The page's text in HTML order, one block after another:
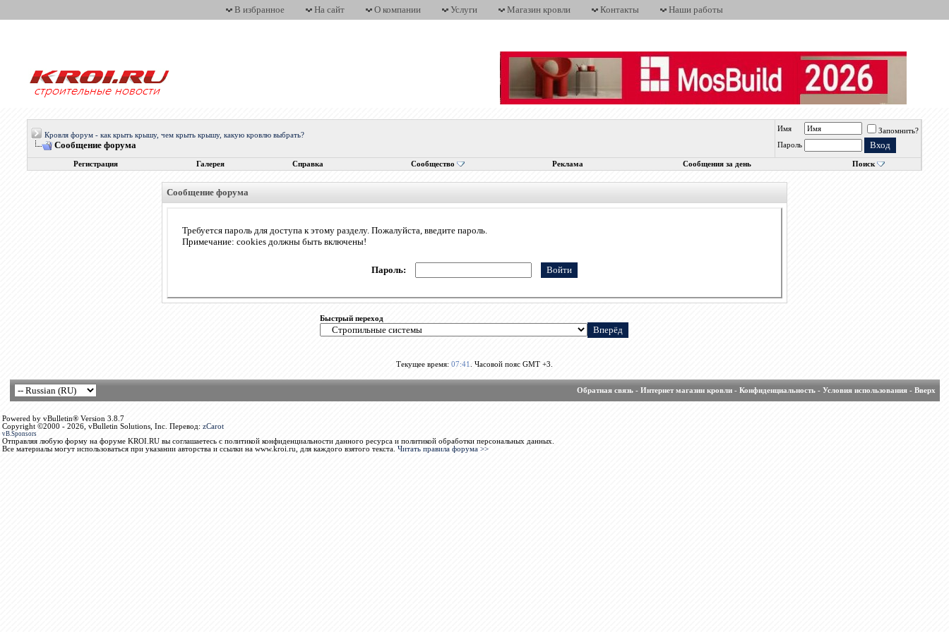
В избранное На сайт О компании Услуги Магазин кровли Контакты Наши работы
Кровля форум - как крыть крышу, чем крыть крышу, какую кровлю выбрать?
Сообщение форума
Имя
Запомнить?
Пароль
Регистрация Галерея Справка Сообщество Реклама Сообщения за день Поиск
Сообщение форума
Требуется пароль для доступа к этому разделу. Пожалуйста, введите пароль.
Примечание: cookies должны быть включены!
Пароль:
Быстрый переход
Текущее время: 07:41 . Часовой пояс GMT +3.
Обратная связь- Интернет магазин кровли- Конфиденциальность- Условия использования- Вверх
Powered by vBulletin® Version 3.8.7
Copyright ©2000 - 2026, vBulletin Solutions, Inc. Перевод: zCarot
vB.Sponsors
Отправляя любую форму на форуме KROI.RU вы соглашаетесь с политикой конфиденциальности данного ресурса и политикой обработки персональных данных.
Все материалы могут использоваться при указании авторства и ссылки на www.kroi.ru, для каждого взятого текста. Читать правила форума >>